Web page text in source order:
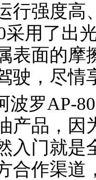
行强度高
采用了出
表面的摩
驶，尽情
波罗AP-
产品，因
入门就是
合作渠道